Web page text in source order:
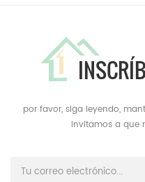
por favor, siga leyendo,
invitamos a que